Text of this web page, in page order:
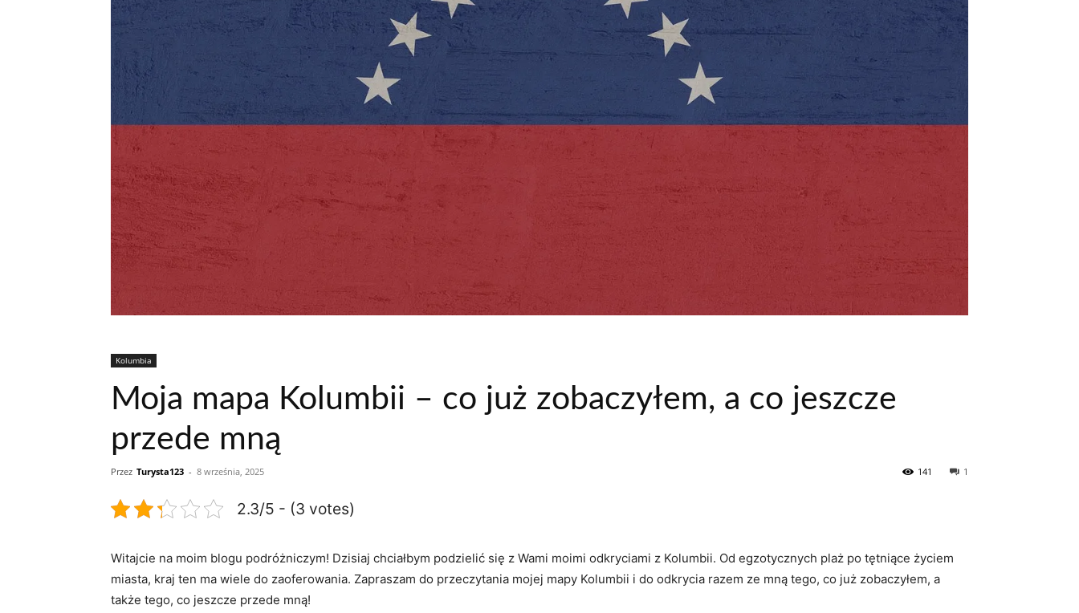
Kolumbia
Moja mapa Kolumbii – co już zobaczyłem, a co jeszcze
przede mną
Przez Turysta123 - 8 września, 2025 1
141
2.3/5 - (3 votes)
Witajcie ‌na moim blogu​ podróżniczym! Dzisiaj chciałbym podzielić się z Wami moimi ‌odkryciami z Kolumbii.​ Od egzotycznych ​plaż po ​tętniące⁢ życiem
‌miasta, kraj ten ma‌ wiele do zaoferowania. ⁣Zapraszam do ⁢przeczytania mojej mapy Kolumbii i do⁢ odkrycia razem ze‌ mną tego,⁤ co już zobaczyłem, ​a‍
także⁣ tego,⁣ co jeszcze przede mną!